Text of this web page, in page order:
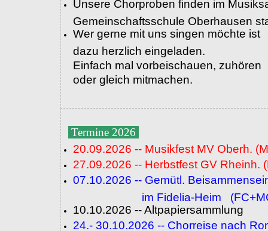
Unsere Chorproben finden im
Gemeinschaftsschule Oberhausen
Wer gerne mit uns singen möchte ist
dazu herzlich eingeladen.
Einfach mal vorbeischauen, zuhören
oder gleich mitmachen.
Termine 2026
20.09.2026 -- Musikfest MV Oberh.
27.09.2026 -- Herbstfest GV Rheinh.
07.10.2026 -- Gemütl.
im Fidelia-Heim
10.10.2026 -- Altpapiersammlung
24.- 30.10.2026 -- Chorreise nach